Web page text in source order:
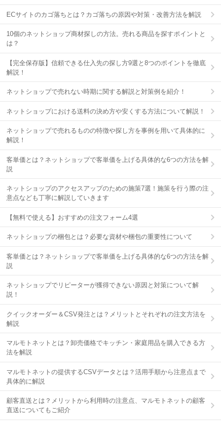
ECサイトのカゴ落ちとは？カゴ落ちの原因や対策・改善方法を解説
10個のネットショップ商材探しの方法。売れる商品を探すポイントと
は？
【完全保存版】信頼できる仕入先の探し方9選と8つのポイントを徹底
解説！
ネットショップで売れない時期に関する解説と対策例を紹介！
ネットショップにおける送料の決め方や安くする方法について解説！
ネットショップで売れるものの特徴や探し方を事例を用いて具体的に
解説！
客単価とは？ネットショップで客単価を上げる具体的な6つの方法を解
説
ネットショップのアクセスアップのための施策7選！施策を行う際の注
意点なども丁寧に解説していきます
【無料で使える】おすすめの注文フォーム4選
ネットショップの梱包とは？必要な資材や梱包の重要性について
客単価とは？ネットショップで客単価を上げる具体的な6つの方法を解
説
ネットショップでリピーターが獲得できない原因と対策について解
説！
クイックオーダー＆CSV発注とは？メリットとそれぞれの注文方法を
解説
マルモトネットとは？卸売価格でキッチン・家庭用品を購入できる方
法を解説
マルモトネットの提供するCSVデータとは？活用手順から注意点まで
具体的に解説
顧客直送とは？メリットから利用時の注意点、マルモトネットの顧客
直送についてもご紹介